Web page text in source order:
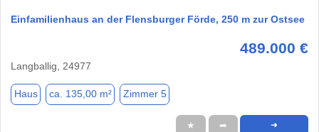
Einfamilienhaus an der Flensburger Förde, 250 m zur Ostsee
489.000 €
Langballig, 24977
Haus ca. 135,00 m² Zimmer 5
★ ➦ ➜